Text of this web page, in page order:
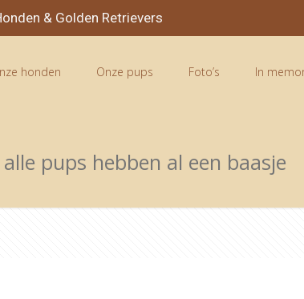
& Golden Retrievers
honden Onze pups Foto’s In
pups hebben al een baasje